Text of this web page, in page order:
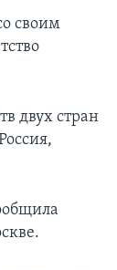
своим
двух стран